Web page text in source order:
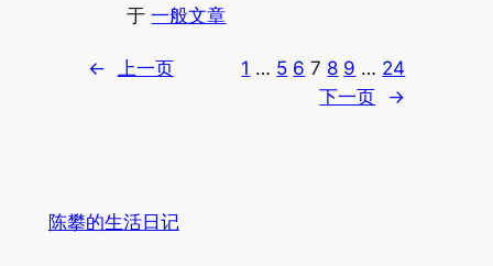
于一般文章
← 上一页 1 … 5 6 7 8 9 … 24
下一页
→
陈攀的生活日记